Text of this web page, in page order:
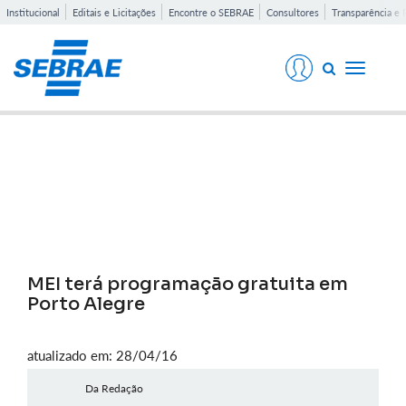
Institucional Editais e Licitações Encontre o SEBRAE Consultores Transparência e
Toggle
MEI terá programação gratuita em
Porto Alegre
atualizado em: 28/04/16
Da Redação